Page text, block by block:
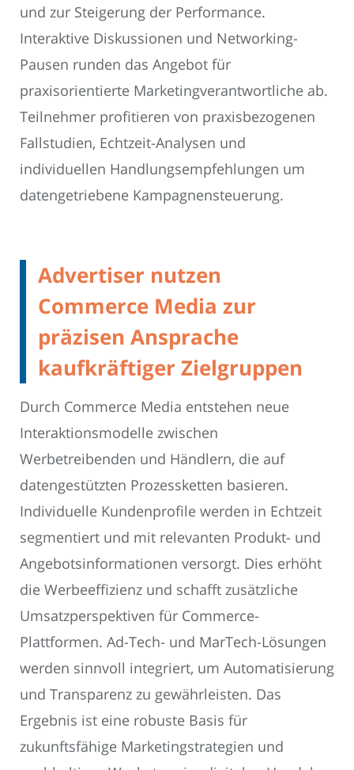
und zur Steigerung der Performance.
Interaktive Diskussionen und Networking-
Pausen runden das Angebot für
praxisorientierte Marketingverantwortliche ab.
Teilnehmer profitieren von praxisbezogenen
Fallstudien, Echtzeit-Analysen und
individuellen Handlungsempfehlungen um
datengetriebene Kampagnensteuerung.
Advertiser nutzen
Commerce Media zur
präzisen Ansprache
kaufkräftiger Zielgruppen
Durch Commerce Media entstehen neue
Interaktionsmodelle zwischen
Werbetreibenden und Händlern, die auf
datengestützten Prozessketten basieren.
Individuelle Kundenprofile werden in Echtzeit
segmentiert und mit relevanten Produkt- und
Angebotsinformationen versorgt. Dies erhöht
die Werbeeffizienz und schafft zusätzliche
Umsatzperspektiven für Commerce-
Plattformen. Ad-Tech- und MarTech-Lösungen
werden sinnvoll integriert, um Automatisierung
und Transparenz zu gewährleisten. Das
Ergebnis ist eine robuste Basis für
zukunftsfähige Marketingstrategien und